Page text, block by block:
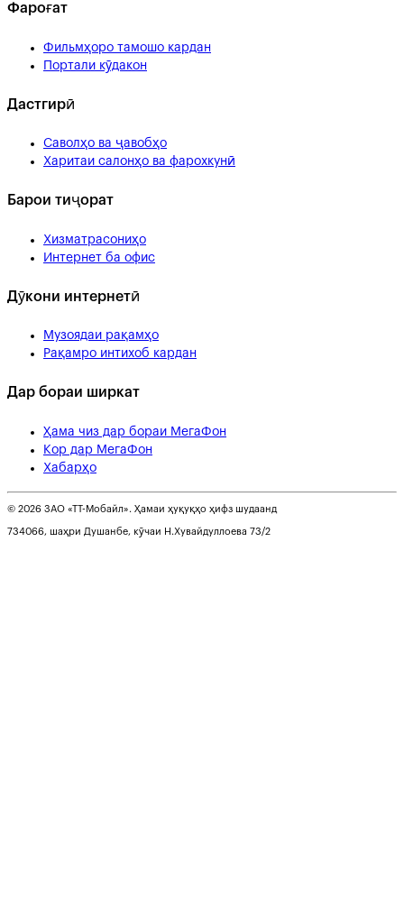
Фароғат
Фильмҳоро тамошо кардан
Портали кӯдакон
Дастгирӣ
Саволҳо ва ҷавобҳо
Харитаи салонҳо ва фарохкунӣ
Барои тиҷорат
Хизматрасониҳо
Интернет ба офис
Дӯкони интернетӣ
Музоядаи рақамҳо
Рақамро интихоб кардан
Дар бораи ширкат
Ҳама чиз дар бораи МегаФон
Кор дар МегаФон
Хабарҳо
© 2026 ЗАО «ТТ-Мобайл». Ҳамаи ҳуқуқҳо ҳифз шудаанд
734066, шаҳри Душанбе, кӯчаи Н.Хувайдуллоева 73/2